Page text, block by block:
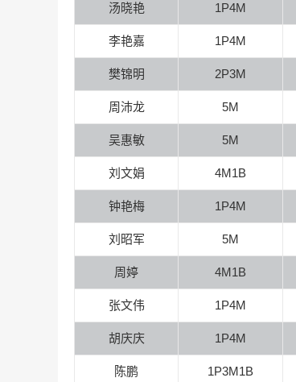
汤晓艳 1P4M
李艳嘉 1P4M
樊锦明 2P3M
周沛龙 5M
吴惠敏 5M
刘文娟 4M1B
钟艳梅 1P4M
刘昭军 5M
周婷 4M1B
张文伟 1P4M
胡庆庆 1P4M
陈鹏 1P3M1B